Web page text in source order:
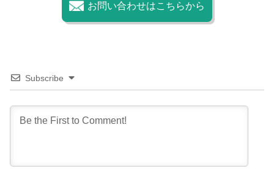
お問い合わせはこちらから
Subscribe